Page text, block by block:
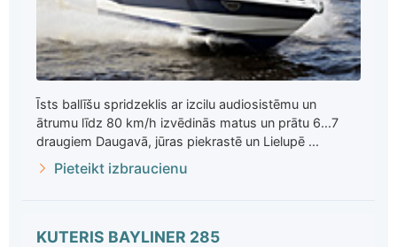
Īsts ballīšu spridzeklis ar izcilu audiosistēmu un
ātrumu līdz 80 km/h izvēdinās matus un prātu 6...7
draugiem Daugavā, jūras piekrastē un Lielupē ...
Pieteikt izbraucienu
KUTERIS BAYLINER 285